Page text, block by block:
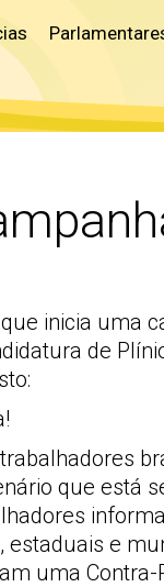
inicia uma
de
que está
estaduais e
uma